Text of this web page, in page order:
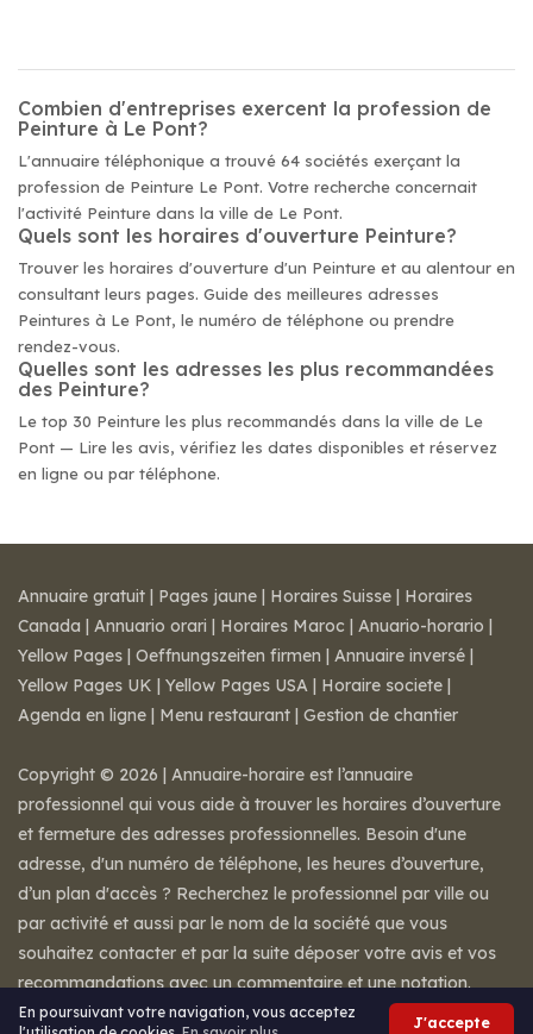
Combien d'entreprises exercent la profession de
Peinture à Le Pont?
L'annuaire téléphonique a trouvé 64 sociétés exerçant la
profession de Peinture Le Pont. Votre recherche concernait
l'activité Peinture dans la ville de Le Pont.
Quels sont les horaires d'ouverture Peinture?
Trouver les horaires d'ouverture d'un Peinture et au alentour en
consultant leurs pages. Guide des meilleures adresses
Peintures à Le Pont, le numéro de téléphone ou prendre
rendez-vous.
Quelles sont les adresses les plus recommandées
des Peinture?
Le top 30 Peinture les plus recommandés dans la ville de Le
Pont — Lire les avis, vérifiez les dates disponibles et réservez
en ligne ou par téléphone.
En poursuivant votre navigation, vous acceptez
J'accepte
Annuaire gratuit | Pages jaune | Horaires Suisse | Horaires
Canada | Annuario orari | Horaires Maroc | Anuario-horario |
Yellow Pages | Oeffnungszeiten firmen | Annuaire inversé |
Yellow Pages UK | Yellow Pages USA | Horaire societe |
Agenda en ligne | Menu restaurant | Gestion de chantier
Copyright © 2026 | Annuaire-horaire est l’annuaire
professionnel qui vous aide à trouver les horaires d’ouverture
et fermeture des adresses professionnelles. Besoin d'une
adresse, d'un numéro de téléphone, les heures d’ouverture,
d’un plan d'accès ? Recherchez le professionnel par ville ou
par activité et aussi par le nom de la société que vous
souhaitez contacter et par la suite déposer votre avis et vos
recommandations avec un commentaire et une notation.
Mentions légales-Conditions de ventes-Contact